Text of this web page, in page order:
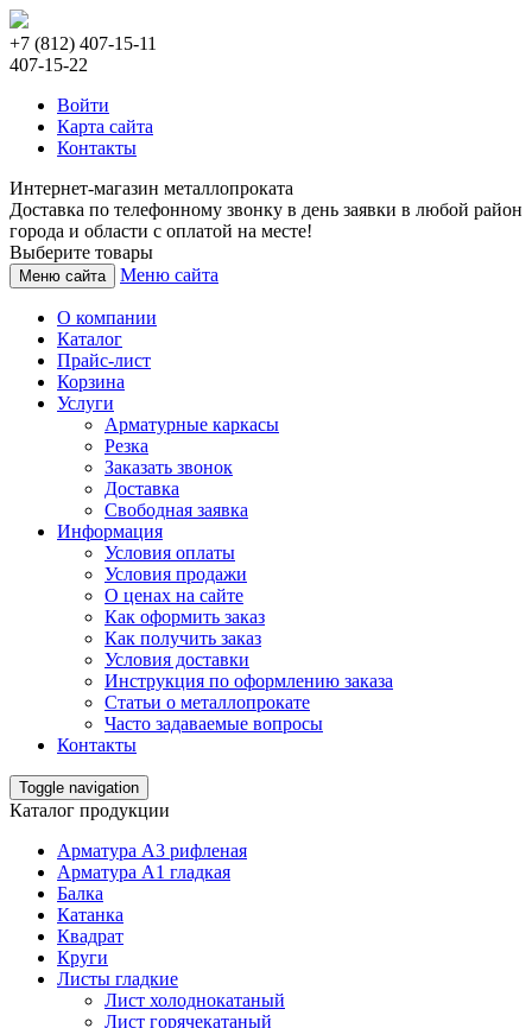
+7 (812) 407-15-11
407-15-22
Войти
Карта сайта
Контакты
Интернет-магазин металлопроката
Доставка по телефонному звонку в день заявки в любой район
города и области с оплатой на месте!
Выберите товары
Меню сайта Меню сайта
О компании
Каталог
Прайс-лист
Корзина
Услуги
Арматурные каркасы
Резка
Заказать звонок
Доставка
Свободная заявка
Информация
Условия оплаты
Условия продажи
О ценах на сайте
Как оформить заказ
Как получить заказ
Условия доставки
Инструкция по оформлению заказа
Статьи о металлопрокате
Часто задаваемые вопросы
Контакты
Toggle navigation
Каталог продукции
Арматура А3 рифленая
Арматура А1 гладкая
Балка
Катанка
Квадрат
Круги
Листы гладкие
Лист холоднокатаный
Лист горячекатаный